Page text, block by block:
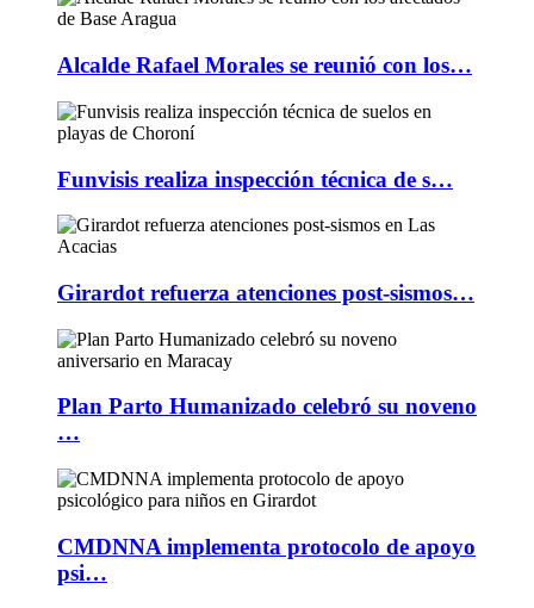
Alcalde Rafael Morales se reunió con los…
Funvisis realiza inspección técnica de s…
Girardot refuerza atenciones post-sismos…
Plan Parto Humanizado celebró su noveno
…
CMDNNA implementa protocolo de apoyo
psi…